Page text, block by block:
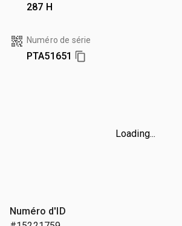
287 H
Numéro de série
PTA51651
Loading...
Numéro d'ID